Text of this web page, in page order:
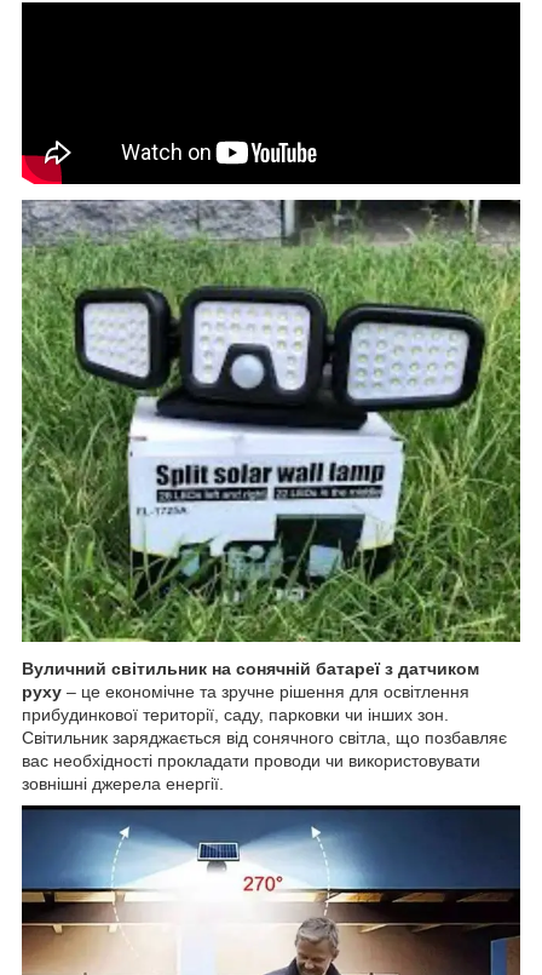
Вуличний світильник на сонячній батареї з датчиком
руху – це економічне та зручне рішення для освітлення
прибудинкової території, саду, парковки чи інших зон.
Світильник заряджається від сонячного світла, що позбавляє
вас необхідності прокладати проводи чи використовувати
зовнішні джерела енергії.